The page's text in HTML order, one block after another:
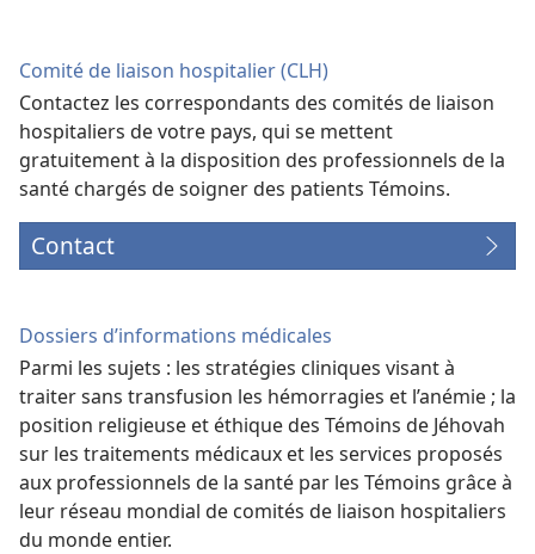
Comité de liaison hospitalier (CLH)
Contactez les correspondants des comités de liaison
hospitaliers de votre pays, qui se mettent
gratuitement à la disposition des professionnels de la
santé chargés de soigner des patients Témoins.
Contact
Dossiers d’informations médicales
Parmi les sujets : les stratégies cliniques visant à
traiter sans transfusion les hémorragies et l’anémie ; la
position religieuse et éthique des Témoins de Jéhovah
sur les traitements médicaux et les services proposés
aux professionnels de la santé par les Témoins grâce à
leur réseau mondial de comités de liaison hospitaliers
du monde entier.